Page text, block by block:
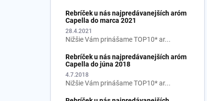
Rebríček u nás najpredávanejších aróm
Capella do marca 2021
28.4.2021
Nižšie Vám prinášame TOP10* ar...
Rebríček u nás najpredávanejších aróm
Capella do júna 2018
4.7.2018
Nižšie Vám prinášame TOP10* ar...